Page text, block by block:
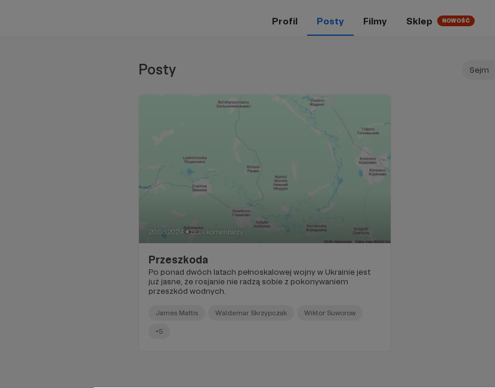
Profil Posty Filmy Sklep NOWOŚĆ
Posty Sejm
20.08.2024 ● Brak komentarzy
Przeszkoda
Po ponad dwóch latach pełnoskalowej wojny w Ukrainie jest
już jasne, że rosjanie nie radzą sobie z pokonywaniem
przeszkód wodnych.
James Mattis Waldemar Skrzypczak Wiktor Suworow
+5